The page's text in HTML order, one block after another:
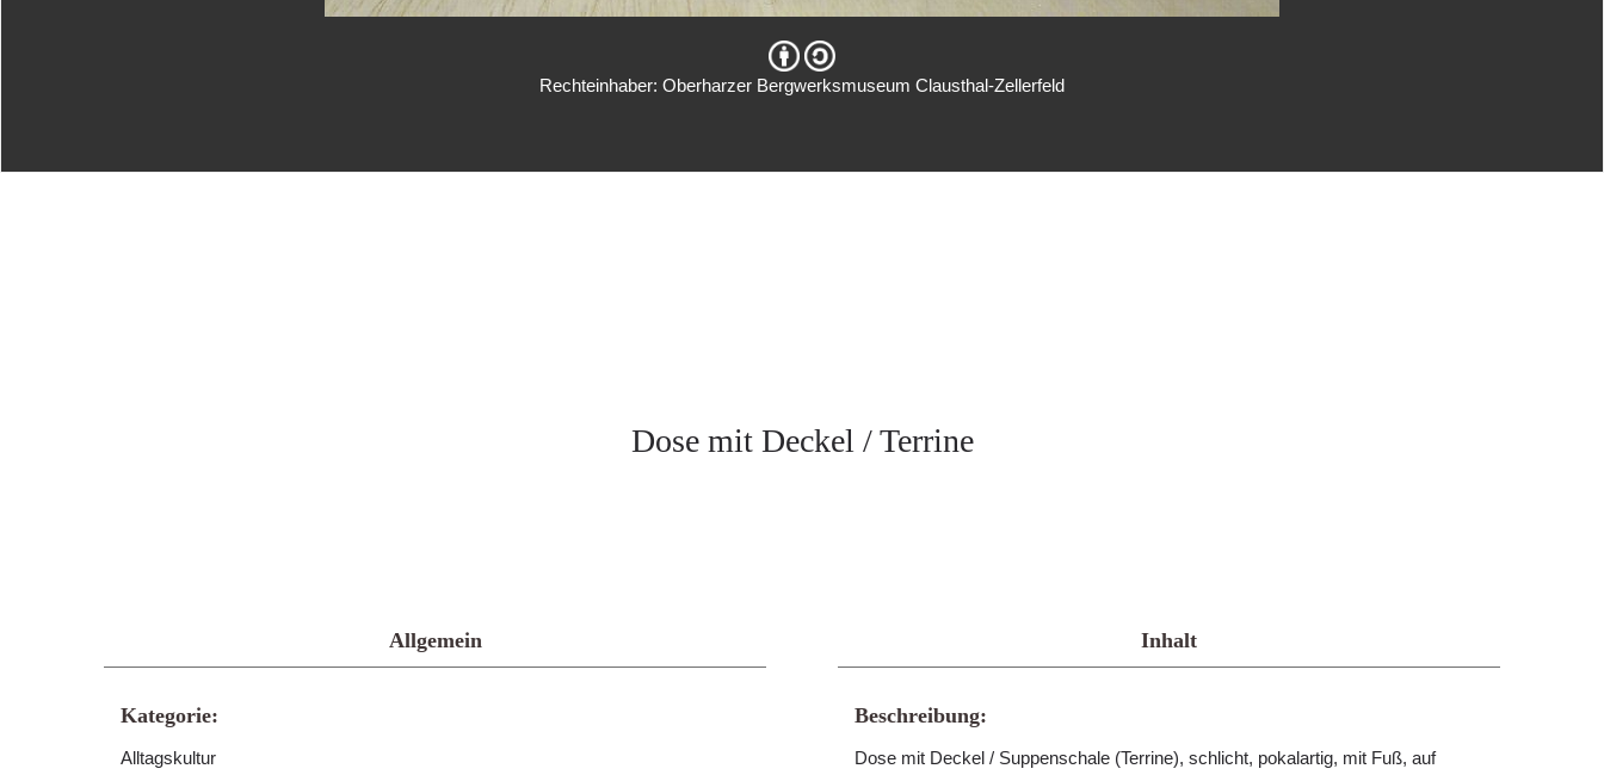
Rechteinhaber: Oberharzer Bergwerksmuseum Clausthal-Zellerfeld
Dose mit Deckel / Terrine
Allgemein
Kategorie:
Alltagskultur
Inhalt
Beschreibung:
Dose mit Deckel / Suppenschale (Terrine), schlicht, pokalartig, mit Fuß, auf